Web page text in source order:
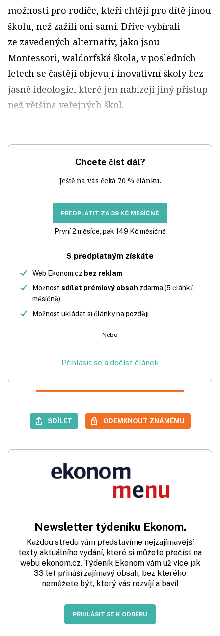
možností pro rodiče, kteří chtějí pro dítě jinou
školu, než zažili oni sami. Dříve vybírali
ze zavedených alternativ, jako jsou
Montessori, waldorfská škola, v posledních
letech se častěji objevují inovativní školy bez
jasné ideologie, které jen nabízejí jiný přístup
než většina veřejných škol.
Chcete číst dál?
Ještě na vás čeká 70 % článku.
PŘEDPLATIT ZA 39 KČ MĚSÍČNĚ
První 2 měsíce, pak 149 Kč měsíčně
S předplatným získáte
Web Ekonom.cz bez reklam
Možnost sdílet prémiový obsah zdarma (5 článků
měsíčně)
Možnost ukládat si články na později
Nebo
Přihlásit se a dočíst článek
SDÍLET ODEMKNOUT ZNÁMÉMU
Newsletter týdeníku Ekonom.
Každou středu vám představíme nejzajímavější
texty aktuálního vydání, které si můžete přečíst na
webu ekonom.cz. Týdeník Ekonom vám už více jak
33 let přináší zajímavý obsah, bez kterého
nemůžete být, který vás rozvíjí a baví!
PŘIHLÁSIT SE K ODBĚRU